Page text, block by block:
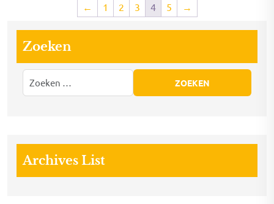
← 1 2 3 4 5 →
Zoeken
Archives List